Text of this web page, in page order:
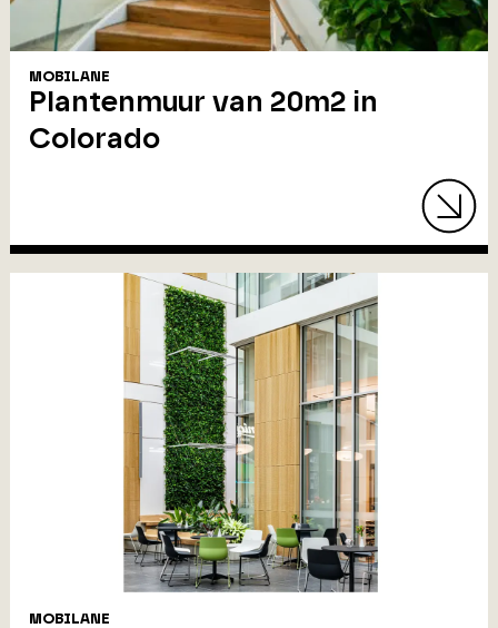
MOBILANE
Plantenmuur van 20m2 in
Colorado
MOBILANE